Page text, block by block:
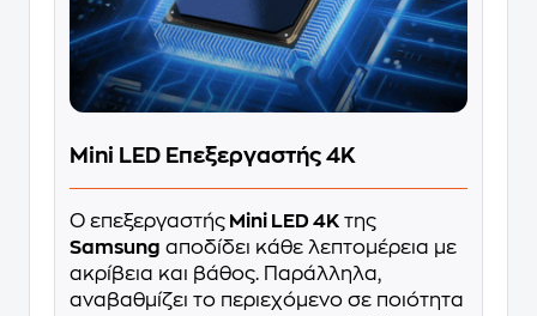
Mini LED Επεξεργαστής 4Κ
Ο επεξεργαστής Mini LED 4K της
Samsung αποδίδει κάθε λεπτομέρεια με
ακρίβεια και βάθος. Παράλληλα,
αναβαθμίζει το περιεχόμενο σε ποιότητα